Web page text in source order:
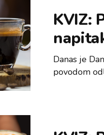
KVIZ:
Danas je
povodom